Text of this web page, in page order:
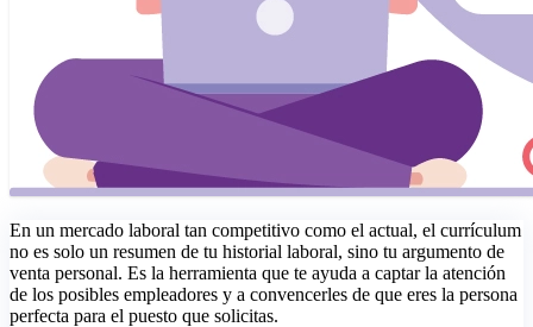
En un mercado laboral tan competitivo como el actual, el currículum
no es solo un resumen de tu historial laboral, sino tu argumento de
venta personal. Es la herramienta que te ayuda a captar la atención
de los posibles empleadores y a convencerles de que eres la persona
perfecta para el puesto que solicitas.